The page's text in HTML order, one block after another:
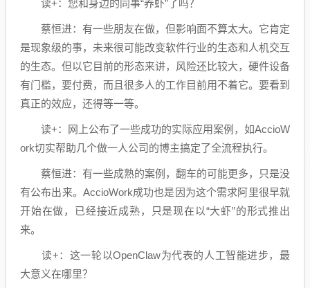
读+：您和身边的同事“养虾”了吗？
蔡恒进：有一些朋友在做，但影响面不算太大。它肯定
是现象级的事，未来很可能改变软件行业的生态和人机交互
的生态。但以它目前的形态来讲，风险还比较大，硬件设备
有门槛，要付费，而且很多人的工作目前用不着它。要看到
真正的效应，还得等一等。
读+：网上公布了一些成功的实际应用案例，如AccioW
ork切实帮助几个做一人公司的博主搞定了全流程执行。
蔡恒进：有一些成熟的案例，翻车的可能更多，只是没
有公布出来。AccioWork成功也是因为这个需求阿里很早就
开始在做，已经接近成熟，只是现在以“大虾”的形式推出
来。
读+：这一轮以OpenClaw为代表的人工智能进步，最
大意义在哪里？